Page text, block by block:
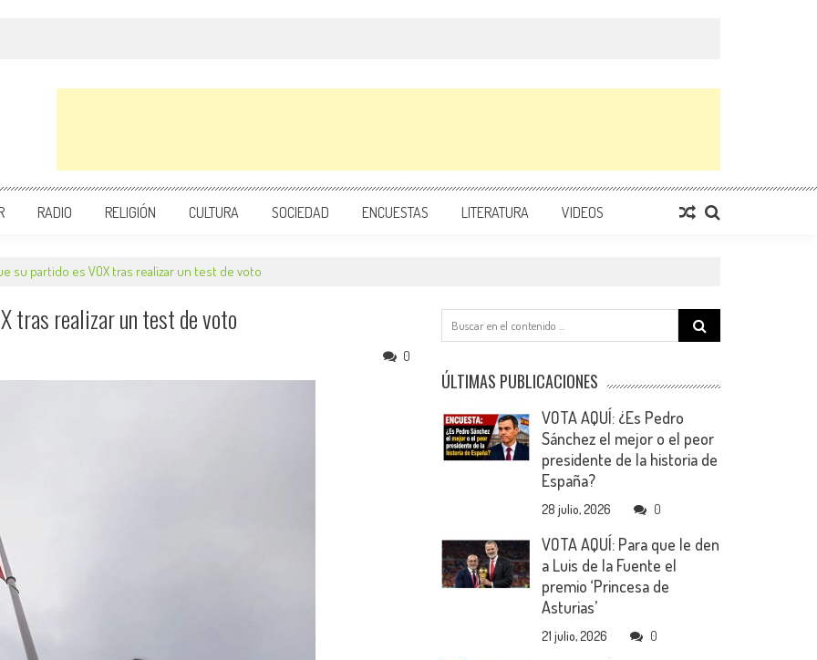
RADIO RELIGIÓN CULTURA SOCIEDAD ENCUESTAS LITERATURA VIDEOS
su partido es VOX tras realizar un test de voto
tras realizar un test de voto
0
Search
for:
ÚLTIMAS PUBLICACIONES
VOTA AQUÍ: ¿Es Pedro
Sánchez el mejor o el peor
presidente de la historia de
España?
28 julio, 2026 0
VOTA AQUÍ: Para que le den
a Luis de la Fuente el
premio ‘Princesa de
Asturias’
21 julio, 2026 0